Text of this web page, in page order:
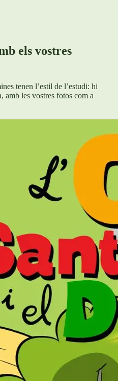
els vostres
tenen l’estil de l’estudi: hi
les vostres fotos com a